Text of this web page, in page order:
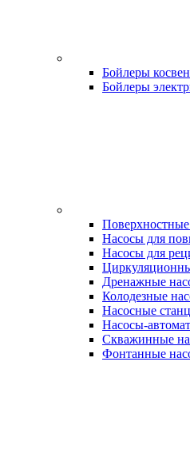
Бойлеры
Бойлеры
Насосы для
Насосы для
Дренажные
Колодезные
Насосные
Насосы-
Скважинные
Фонтанные